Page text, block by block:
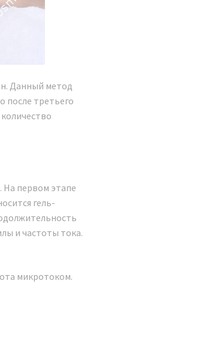
Данный метод
после третьего
На первом этапе
гель-
и частоты тока.
микротоком.